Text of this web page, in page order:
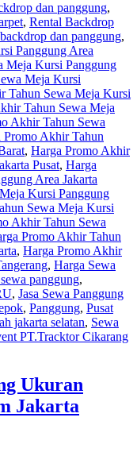
dan panggung,
, Rental Backdrop
backdrop dan panggung,
Panggung Area
Meja Kursi Panggung
Meja Kursi
Tahun Sewa Meja Kursi
Tahun Sewa Meja
Akhir Tahun Sewa
Promo Akhir Tahun
, Harga Promo Akhir
Pusat, Harga
Area Jakarta
Kursi Panggung
Sewa Meja Kursi
Akhir Tahun Sewa
Promo Akhir Tahun
, Harga Promo Akhir
, Harga Sewa
panggung,
, Jasa Sewa Panggung
, Panggung, Pusat
jakarta selatan, Sewa
PT.Tracktor Cikarang
Ukuran
Jakarta